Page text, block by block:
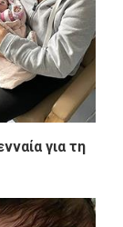
για τη